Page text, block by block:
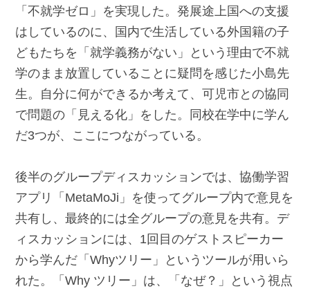
「不就学ゼロ」を実現した。発展途上国への支援
はしているのに、国内で生活している外国籍の子
どもたちを「就学義務がない」という理由で不就
学のまま放置していることに疑問を感じた小島先
生。自分に何ができるか考えて、可児市との協同
で問題の「見える化」をした。同校在学中に学ん
だ3つが、ここにつながっている。
後半のグループディスカッションでは、協働学習
アプリ「MetaMoJi」を使ってグループ内で意見を
共有し、最終的には全グループの意見を共有。デ
ィスカッションには、1回目のゲストスピーカー
から学んだ「Whyツリー」というツールが用いら
れた。「Why ツリー」は、「なぜ？」という視点